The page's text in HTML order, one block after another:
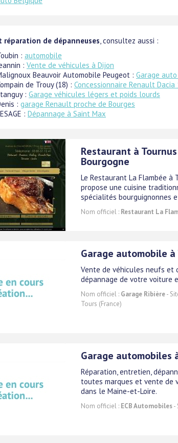
réparation de dépanneuses, consultez aussi :
: automobile
: Vente de véhicules à Dijon
Beauvoir Automobile Peugeot : Garage
de Trouy (18) : Concessionnaire Renault Dacia
: Garage véhicules légers et poids lourds
: garage Renault proche de Bourges
: Dépannage à Saint Max
Restaurant à
Bourgogne
Le Restaurant La Flambée à
propose une cuisine
spécialités bourguignonnes
Nom officiel : Restaurant La
Garage automobile à
Vente de véhicules neufs et
dépannage de votre voiture
Nom officiel : Garage Ribière-
Tours (France)
Garage automobiles
Réparation, entretien,
toutes marques et vente de
dans le Maine-et-Loire.
Nom officiel : ECB Automobiles-